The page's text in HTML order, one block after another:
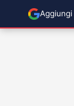
Aggiungi